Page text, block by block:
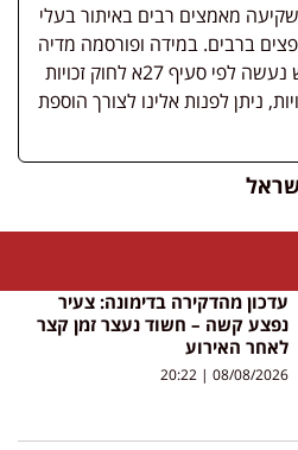
מאמצים רבים באיתור בעלי
ברבים. במידה ופורסמה מדיה
שבעליה אינו ידוע, השימוש נעשה לפי סעיף 27א לחוק זכויות
ניתן לפנות אלינו לצורך הוספת
עדכון מהדקירה בדימונה: צעיר
נפצע קשה – חשוד נעצר זמן קצר
לאחר האירוע
08/08/2026